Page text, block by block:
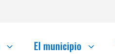
El municipio